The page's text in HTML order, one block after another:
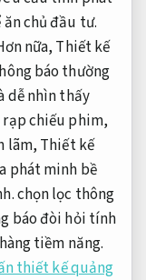
chủ đầu tư.
nữa, Thiết kế
báo thường
dễ nhìn thấy
rạp chiếu phim,
lãm, Thiết kế
phát minh bề
chọn lọc thông
báo đòi hỏi tính
tiềm năng.
thiết kế quảng